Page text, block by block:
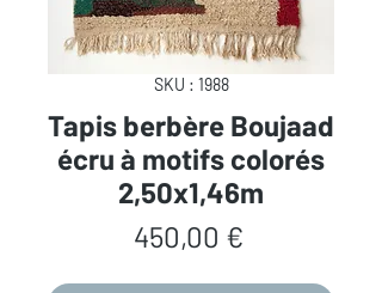
SKU : 1988
Tapis berbère Boujaad
écru à motifs colorés
2,50x1,46m
450,00 €Prix